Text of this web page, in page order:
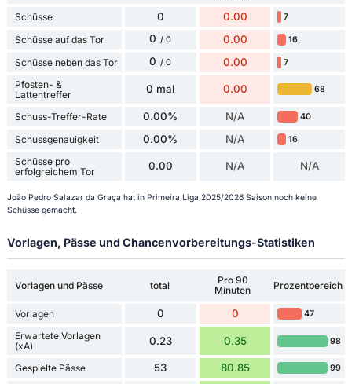
Schüsse 0 0.00 7
Schüsse auf das Tor 0 / 0 0.00 16
Schüsse neben das Tor 0 / 0 0.00 7
Pfosten- &
Lattentreffer
0 mal 0.00 68
Schuss-Treffer-Rate 0.00% N/A 40
Schussgenauigkeit 0.00% N/A 16
Schüsse pro
erfolgreichem Tor
0.00 N/A N/A
João Pedro Salazar da Graça hat in Primeira Liga 2025/2026 Saison noch keine
Schüsse gemacht.
Vorlagen, Pässe und Chancenvorbereitungs-Statistiken
Vorlagen und Pässe total
Pro 90
Minuten
Prozentbereich
Vorlagen 0 0 47
Erwartete Vorlagen
(xA)
0.23 0.35 98
Gespielte Pässe 53 80.85 99